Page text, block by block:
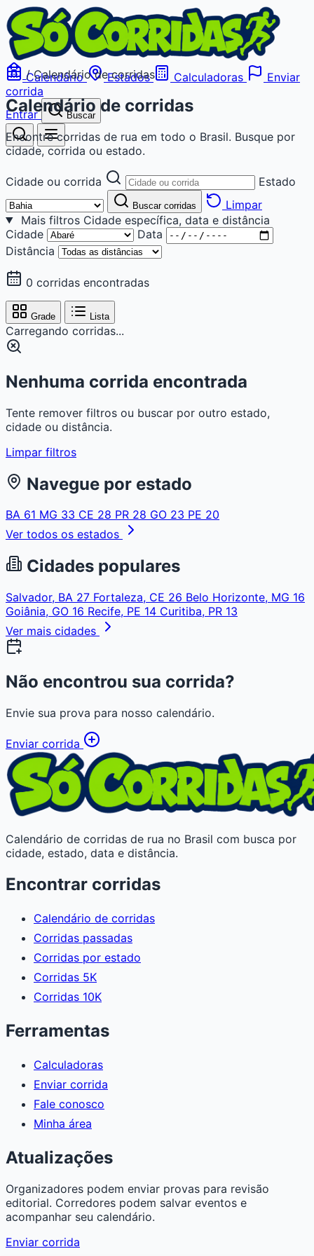
Calendário Estados Calculadoras
Enviar
corrida
Entrar
Buscar
/ Calendário de corridas
Calendário de corridas
Encontre corridas de rua em todo o Brasil. Busque por
cidade, corrida ou estado.
Cidade ou corrida Estado
Buscar corridas
Limpar
Mais filtros Cidade específica, data e distância
Cidade
Data
Distância
0 corridas encontradas
Grade Lista
Carregando corridas...
Nenhuma corrida encontrada
Tente remover filtros ou buscar por outro estado,
cidade ou distância.
Limpar filtros
Navegue por estado
BA 61 MG 33 CE 28 PR 28 GO 23 PE 20
Ver todos os estados
Cidades populares
Salvador, BA 27 Fortaleza, CE 26 Belo Horizonte, MG 16
Goiânia, GO 16 Recife, PE 14 Curitiba, PR 13
Ver mais cidades
Não encontrou sua corrida?
Envie sua prova para nosso calendário.
Enviar corrida
Calendário de corridas de rua no Brasil com busca por
cidade, estado, data e distância.
Encontrar corridas
Calendário de corridas
Corridas passadas
Corridas por estado
Corridas 5K
Corridas 10K
Ferramentas
Calculadoras
Enviar corrida
Fale conosco
Minha área
Atualizações
Organizadores podem enviar provas para revisão
editorial. Corredores podem salvar eventos e
acompanhar seu calendário.
Enviar corrida